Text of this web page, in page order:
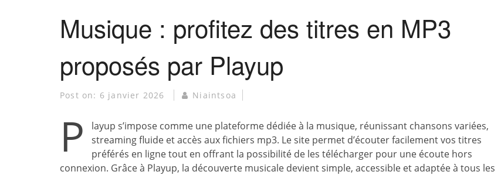
Musique : profitez des titres en MP3
proposés par Playup
Post on: 6 janvier 2026 Niaintsoa
P
layup s’impose comme une plateforme dédiée à la musique, réunissant chansons variées,
streaming fluide et accès aux fichiers mp3. Le site permet d’écouter facilement vos titres
préférés en ligne tout en offrant la possibilité de les télécharger pour une écoute hors
connexion. Grâce à Playup, la découverte musicale devient simple, accessible et adaptée à tous les